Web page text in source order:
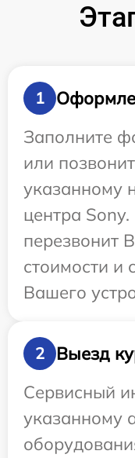
1
Заполните
или
указанному
центра
перезвонит
стоимости и
Вашего
2
Выезд
Сервисный
указанному